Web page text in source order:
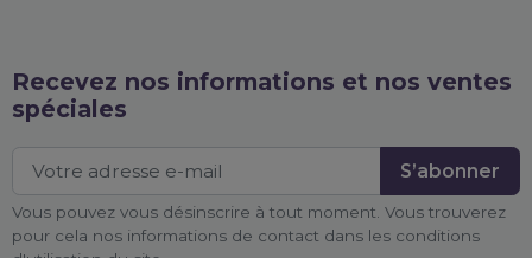
Recevez nos informations et nos ventes
spéciales
Vous pouvez vous désinscrire à tout moment. Vous trouverez
pour cela nos informations de contact dans les conditions